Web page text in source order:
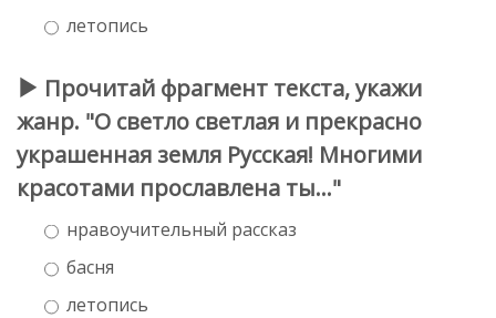
летопись
Прочитай фрагмент текста, укажи
жанр. "О светло светлая и прекрасно
украшенная земля Русская! Многими
красотами прославлена ты..."
нравоучительный рассказ
басня
летопись